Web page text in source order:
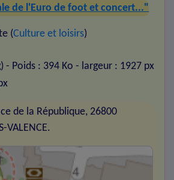
de l'Euro de foot et concert..."
(Culture et loisirs)
- Poids : 394 Ko - largeur : 1927 px
de la République, 26800
VALENCE.